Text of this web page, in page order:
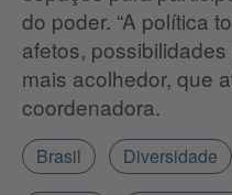
do poder. “A política
afetos,
mais acolhedor, que
coordenadora.
Brasil Diversidade